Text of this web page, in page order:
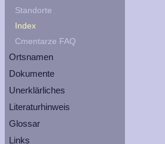
Standorte
Index
Cmentarze FAQ
Ortsnamen
Dokumente
Unerklärliches
Literaturhinweis
Glossar
Links